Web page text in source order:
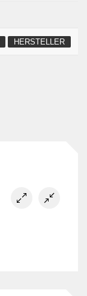
HERSTELLER